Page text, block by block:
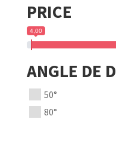
PRICE
4,00
ANGLE DE
50°
80°